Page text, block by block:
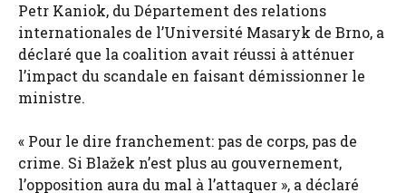
Petr Kaniok, du Département des relations
internationales de l’Université Masaryk de Brno, a
déclaré que la coalition avait réussi à atténuer
l’impact du scandale en faisant démissionner le
ministre.
« Pour le dire franchement: pas de corps, pas de
crime. Si Blažek n’est plus au gouvernement,
l’opposition aura du mal à l’attaquer », a déclaré